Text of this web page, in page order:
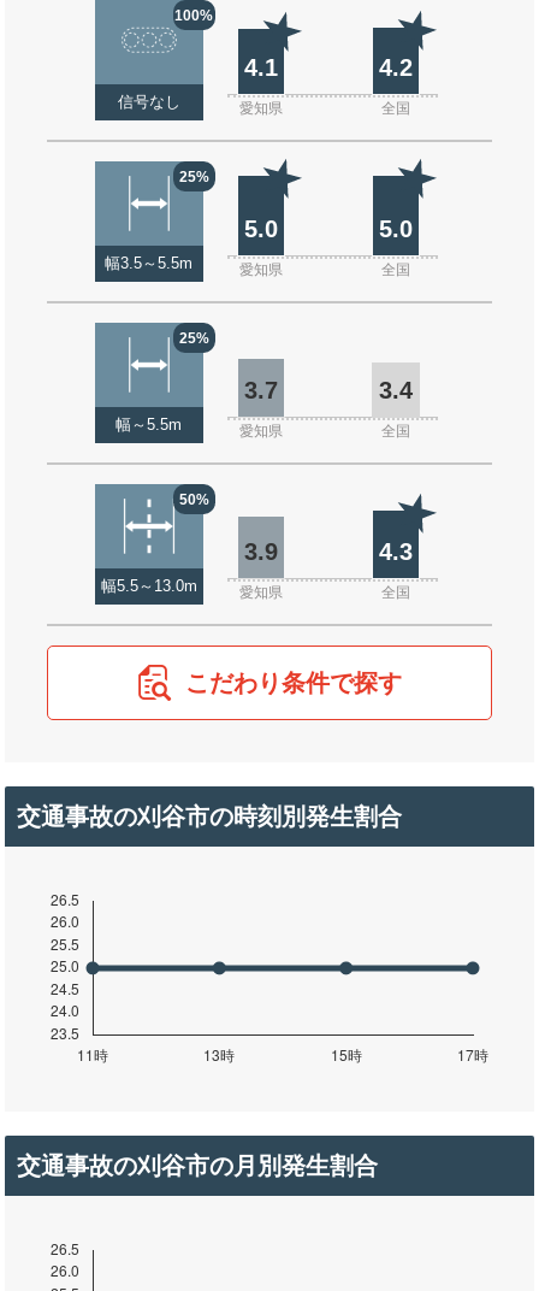
100%
信号なし
4.1 4.2
愛知県 全国
25%
幅3.5～5.5m
5.0 5.0
愛知県 全国
25%
幅～5.5m
3.7 3.4
愛知県 全国
50%
幅5.5～13.0m
3.9 4.3
愛知県 全国
こだわり条件で探す
交通事故の刈谷市の時刻別発生割合
交通事故の刈谷市の月別発生割合